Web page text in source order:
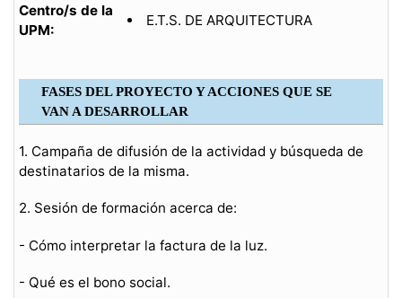
Centro/s de la
UPM:
E.T.S. DE ARQUITECTURA
FASES DEL PROYECTO Y ACCIONES QUE SE
VAN A DESARROLLAR
1. Campaña de difusión de la actividad y búsqueda de
destinatarios de la misma.
2. Sesión de formación acerca de:
- Cómo interpretar la factura de la luz.
- Qué es el bono social.